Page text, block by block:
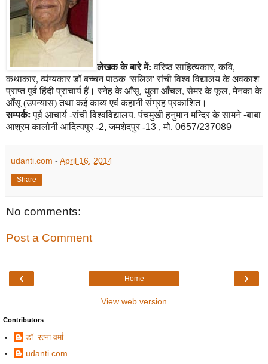
लेखक के बारे में: वरिष्ठ साहित्यकार,कवि,
कथाकार,व्यंग्यकार डॉ बच्चन पाठक 'सलिल' रांची विश्व विद्यालय के अवकाश
प्राप्त पूर्व हिंदी प्राचार्य हैं। स्नेह के आँसू, धुला आँचल,सेमर के फूल,मेनका के
आँसू (उपन्यास) तथा कई काव्य एवं कहानी संग्रहप्रकाशित।
सम्पर्कःपूर्व आचार्य -रांची विश्वविद्यालय,पंचमुखी हनुमान मन्दिर के सामने -बाबा
आश्रम कालोनी आदित्यपुर -2, जमशेदपुर -13 , मो. 0657/237089
udanti.com - April 16, 2014
Share
No comments:
Post a Comment
‹ ›
Home
View web version
Contributors
डॉ. रत्ना वर्मा
udanti.com